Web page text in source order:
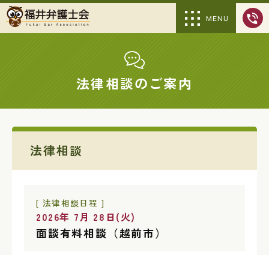
MENU
法律相談のご案内
法律相談
[ 法律相談日程 ]
2026年 7月 28日(火)
面談有料相談（越前市）